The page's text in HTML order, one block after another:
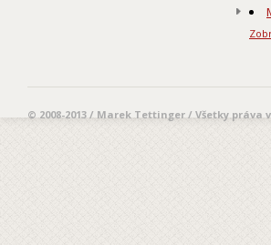
© 2008-2013 / Marek Tettinger / Všetky práva